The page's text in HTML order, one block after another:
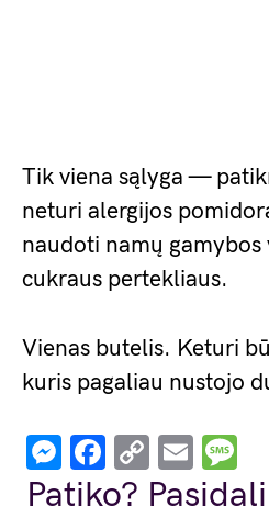
Tik viena sąlyga —
neturi alergijos
naudoti namų gamybos
cukraus pertekliaus.
Vienas butelis. Keturi
kuris pagaliau nustojo
Messenger
Facebook
Copy
Link
Email
Patiko?